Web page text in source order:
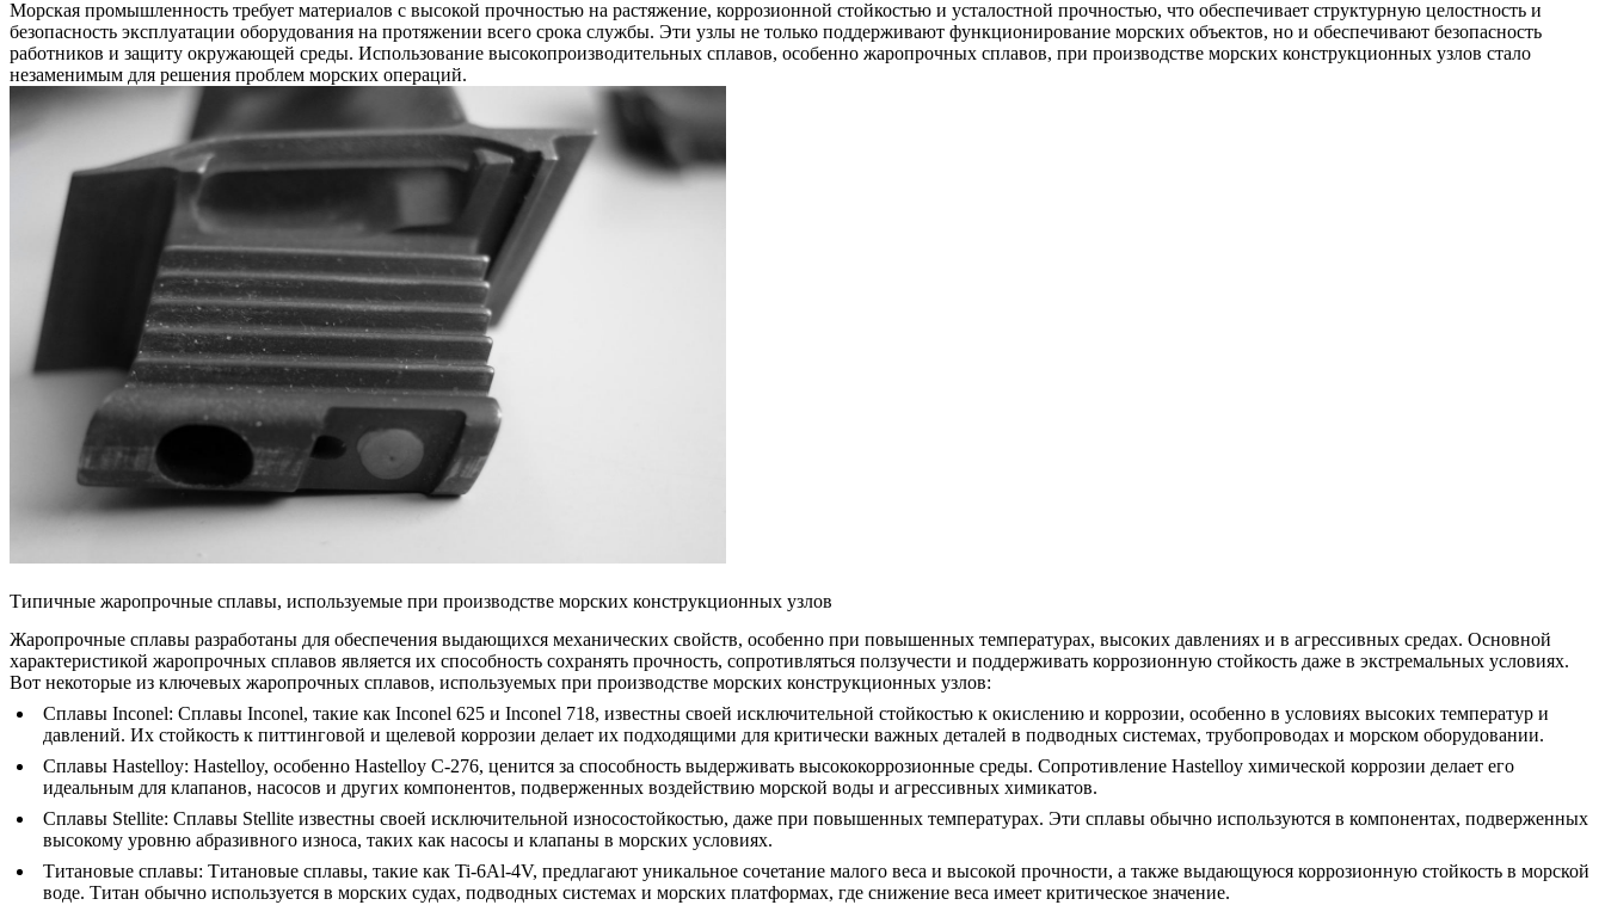
Морская промышленность требует материалов с высокой прочностью на растяжение, коррозионной стойкостью и усталостной прочностью, что обеспечивает структурную целостность и
безопасность эксплуатации оборудования на протяжении всего срока службы. Эти узлы не только поддерживают функционирование морских объектов, но и обеспечивают безопасность
работников и защиту окружающей среды. Использование высокопроизводительных сплавов, особенно жаропрочных сплавов, при производстве морских конструкционных узлов стало
незаменимым для решения проблем морских операций.
Типичные жаропрочные сплавы, используемые при производстве морских конструкционных узлов
Жаропрочные сплавы разработаны для обеспечения выдающихся механических свойств, особенно при повышенных температурах, высоких давлениях и в агрессивных средах. Основной
характеристикой жаропрочных сплавов является их способность сохранять прочность, сопротивляться ползучести и поддерживать коррозионную стойкость даже в экстремальных условиях.
Вот некоторые из ключевых жаропрочных сплавов, используемых при производстве морских конструкционных узлов:
Сплавы Inconel: Сплавы Inconel, такие как Inconel 625 и Inconel 718, известны своей исключительной стойкостью к окислению и коррозии, особенно в условиях высоких температур и
давлений. Их стойкость к питтинговой и щелевой коррозии делает их подходящими для критически важных деталей в подводных системах, трубопроводах и морском оборудовании.
Сплавы Hastelloy: Hastelloy, особенно Hastelloy C-276, ценится за способность выдерживать высококоррозионные среды. Сопротивление Hastelloy химической коррозии делает его
идеальным для клапанов, насосов и других компонентов, подверженных воздействию морской воды и агрессивных химикатов.
Сплавы Stellite: Сплавы Stellite известны своей исключительной износостойкостью, даже при повышенных температурах. Эти сплавы обычно используются в компонентах, подверженных
высокому уровню абразивного износа, таких как насосы и клапаны в морских условиях.
Титановые сплавы: Титановые сплавы, такие как Ti-6Al-4V, предлагают уникальное сочетание малого веса и высокой прочности, а также выдающуюся коррозионную стойкость в морской
воде. Титан обычно используется в морских судах, подводных системах и морских платформах, где снижение веса имеет критическое значение.